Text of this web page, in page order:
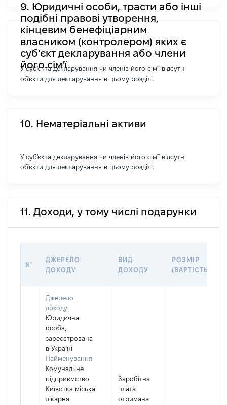
9. Юридичні особи, трасти або інші
подібні правові утворення,
кінцевим бенефіціарним
власником (контролером) яких є
суб’єкт декларування або члени
його сім'ї
У суб'єкта декларування чи членів його сім'ї відсутні
об'єкти для декларування в цьому розділі.
10. Нематеріальні активи
У суб'єкта декларування чи членів його сім'ї відсутні
об'єкти для декларування в цьому розділі.
11. Доходи, у тому числі подарунки
№
ДЖЕРЕЛО
ДОХОДУ
ВИД
ДОХОДУ
РОЗМІР
(ВАРТІСТЬ)
Джерело
доходу:
Юридична
особа,
зареєстрована
в Україні
Найменування:
Комунальне
підприємство
Київська міська
лікарня
Заробітна
плата
отримана